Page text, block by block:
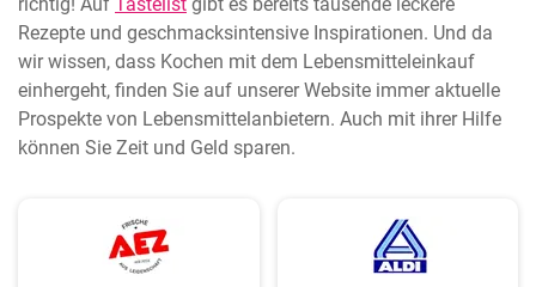
Rezepte und geschmacksintensive Inspirationen. Und da
wir wissen, dass Kochen mit dem Lebensmitteleinkauf
einhergeht, finden Sie auf unserer Website immer aktuelle
Prospekte von Lebensmittelanbietern. Auch mit ihrer Hilfe
können Sie Zeit und Geld sparen.